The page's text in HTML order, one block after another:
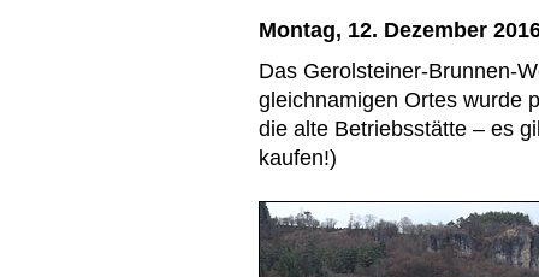
Montag, 12. Dezember
Das Gerolsteiner-Brunnen-
gleichnamigen Ortes wurde
die alte Betriebsstätte – es
kaufen!)